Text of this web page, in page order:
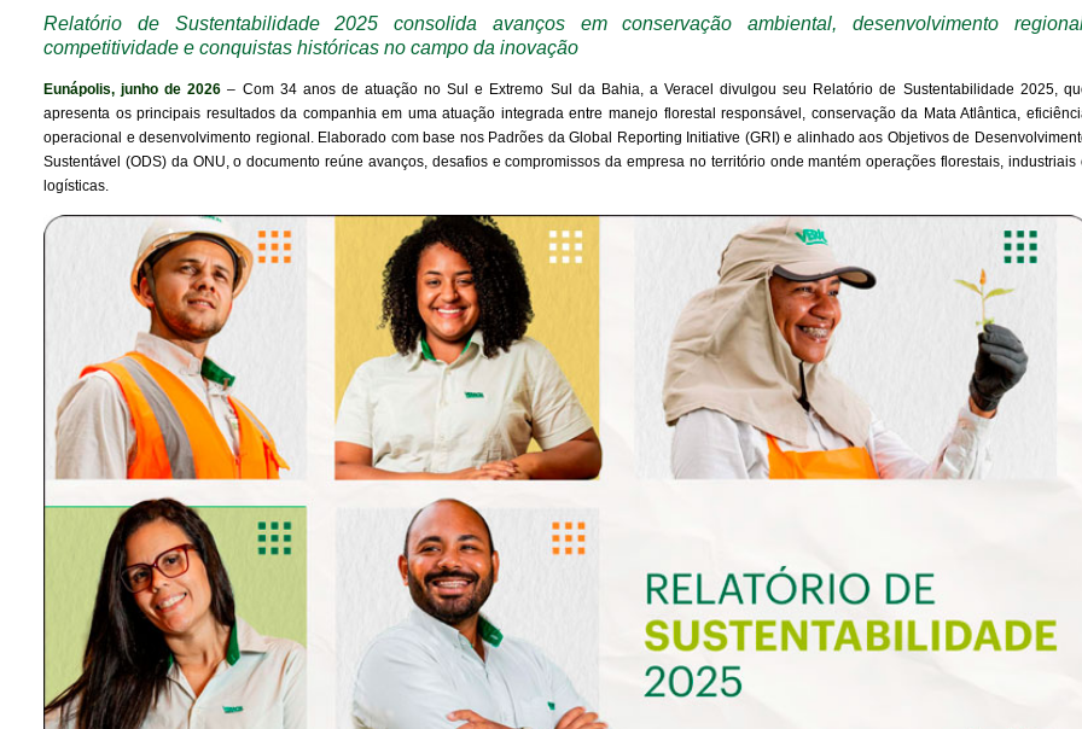
Relatório de Sustentabilidade 2025 consolida avanços em conservação ambiental, desenvolvimento
competitividade e conquistas históricas no campo da inovação
Eunápolis, junho de 2026 – Com 34 anos de atuação no Sul e Extremo Sul da Bahia, a Veracel divulgou seu Relatório de Sustentabilidade 2025,
apresenta os principais resultados da companhia em uma atuação integrada entre manejo florestal responsável, conservação da Mata Atlântica,
operacional e desenvolvimento regional. Elaborado com base nos Padrões da Global Reporting Initiative (GRI) e alinhado aos Objetivos de
Sustentável (ODS) da ONU, o documento reúne avanços, desafios e compromissos da empresa no território onde mantém operações florestais, industriais
logísticas.